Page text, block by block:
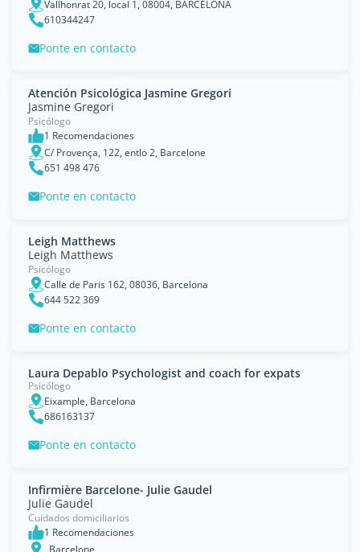
Vallhonrat 20, local 1, 08004, BARCELONA
610344247
Ponte en contacto
Atención Psicológica Jasmine Gregori
Jasmine Gregori
Psicólogo
1 Recomendaciones
C/ Provença, 122, entlo 2, Barcelone
651 498 476
Ponte en contacto
Leigh Matthews
Leigh Matthews
Psicólogo
Calle de Paris 162, 08036, Barcelona
644 522 369
Ponte en contacto
Laura Depablo Psychologist and coach for expats
Psicólogo
Eixample, Barcelona
686163137
Ponte en contacto
Infirmière Barcelone- Julie Gaudel
Julie Gaudel
Cuidados domiciliarios
1 Recomendaciones
, Barcelone